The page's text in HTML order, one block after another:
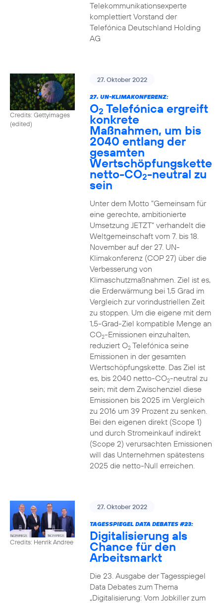
Telekommunikationsexperte
komplettiert Vorstand der
Telefónica Deutschland Holding
AG
Credits: Gettyimages
(edited)
27. Oktober 2022
27. UN-KLIMAKONFERENZ:
O2 Telefónica ergreift
konkrete
Maßnahmen, um bis
2040 entlang der
gesamten
Wertschöpfungskette
netto-CO2-neutral zu
sein
Unter dem Motto "Gemeinsam für
eine gerechte, ambitionierte
Umsetzung JETZT" verhandelt die
Weltgemeinschaft vom 7. bis 18.
November auf der 27. UN-
Klimakonferenz (COP 27) über die
Verbesserung von
Klimaschutzmaßnahmen. Ziel ist es,
die Erderwärmung bei 1,5 Grad im
Vergleich zur vorindustriellen Zeit
zu stoppen. Um die eigene mit dem
1,5-Grad-Ziel kompatible Menge an
CO2-Emissionen einzuhalten,
reduziert O2Telefónica seine
Emissionen in der gesamten
Wertschöpfungskette. Das Ziel ist
es, bis 2040 netto-CO2-neutral zu
sein; mit dem Zwischenziel diese
Emissionen bis 2025 im Vergleich
zu 2016 um 39 Prozent zu senken.
Bei den eigenen direkt (Scope 1)
und durch Stromeinkauf indirekt
(Scope 2) verursachten Emissionen
will das Unternehmen spätestens
2025 die netto-Null erreichen.
Credits: Henrik Andree
27. Oktober 2022
TAGESSPIEGEL DATA DEBATES #23:
Digitalisierung als
Chance für den
Arbeitsmarkt
Die 23. Ausgabe der Tagesspiegel
Data Debates zum Thema
„Digitalisierung: Vom Jobkiller zum